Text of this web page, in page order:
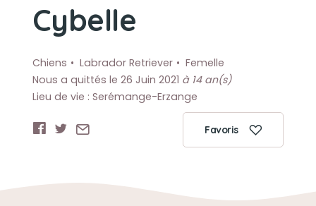
Cybelle
Chiens Labrador Retriever
Femelle
Nous a quittés le 26 Juin 2021 à 14 an(s)
Lieu de vie : Serémange-Erzange
Favoris